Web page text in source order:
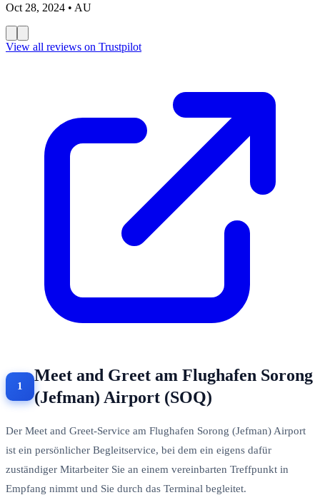
Oct 28, 2024 • AU
View all reviews on Trustpilot
Meet and Greet am Flughafen Sorong
(Jefman) Airport (SOQ)
Der Meet and Greet-Service am Flughafen Sorong (Jefman) Airport
ist ein persönlicher Begleitservice, bei dem ein eigens dafür
zuständiger Mitarbeiter Sie an einem vereinbarten Treffpunkt in
Empfang nimmt und Sie durch das Terminal begleitet.